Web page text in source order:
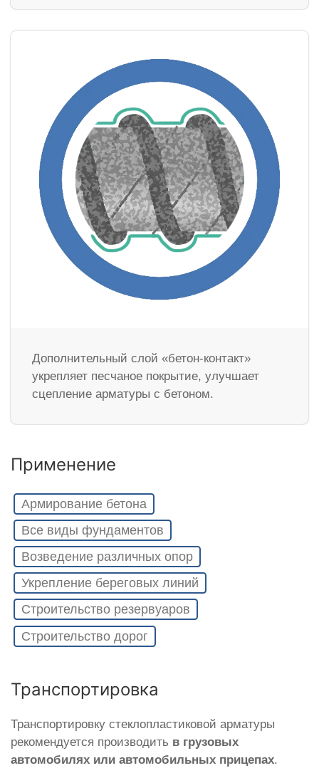
Дополнительный слой «бетон-контакт»
укрепляет песчаное покрытие, улучшает
сцепление арматуры с бетоном.
Применение
Армирование бетона
Все виды фундаментов
Возведение различных опор
Укрепление береговых линий
Строительство резервуаров
Строительство дорог
Транспортировка
Транспортировку стеклопластиковой арматуры
рекомендуется производить в грузовых
автомобилях или автомобильных прицепах.